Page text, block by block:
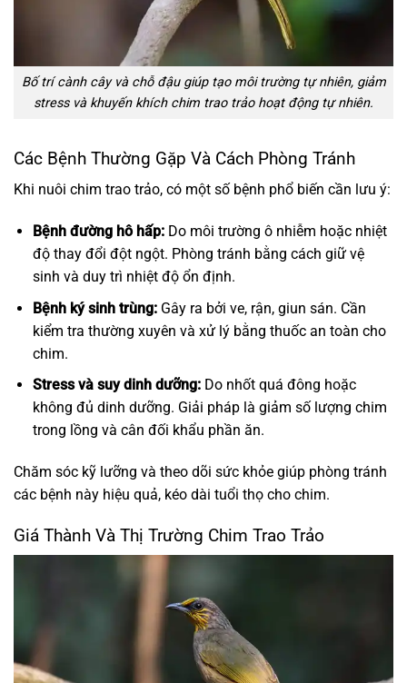
Bố trí cành cây và chỗ đậu giúp tạo môi trường tự nhiên, giảm
stress và khuyến khích chim trao trảo hoạt động tự nhiên.
Các Bệnh Thường Gặp Và Cách Phòng Tránh
Khi nuôi chim trao trảo, có một số bệnh phổ biến cần lưu ý:
Bệnh đường hô hấp:Do môi trường ô nhiễm hoặc nhiệt
độ thay đổi đột ngột. Phòng tránh bằng cách giữ vệ
sinh và duy trì nhiệt độ ổn định.
Bệnh ký sinh trùng:Gây ra bởi ve, rận, giun sán. Cần
kiểm tra thường xuyên và xử lý bằng thuốc an toàn cho
chim.
Stress và suy dinh dưỡng:Do nhốt quá đông hoặc
không đủ dinh dưỡng. Giải pháp là giảm số lượng chim
trong lồng và cân đối khẩu phần ăn.
Chăm sóc kỹ lưỡng và theo dõi sức khỏe giúp phòng tránh
các bệnh này hiệu quả, kéo dài tuổi thọ cho chim.
Giá Thành Và Thị Trường Chim Trao Trảo